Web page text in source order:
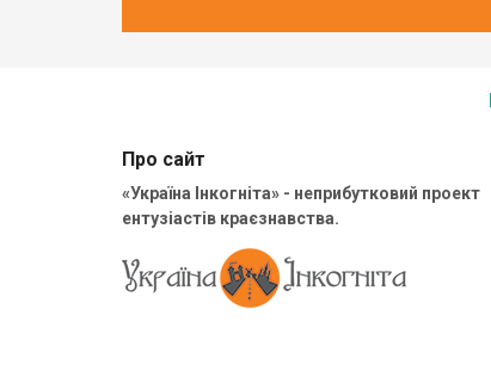
Про сайт
«Україна Інкогніта» - неприбутковий проект
ентузіастів краєзнавства.